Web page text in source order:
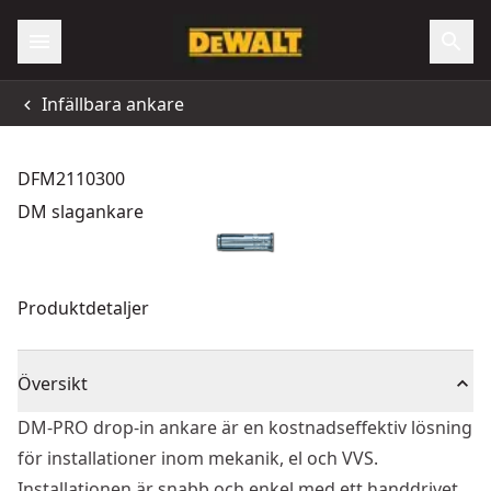
Infällbara ankare
DFM2110300
DM slagankare
Produktdetaljer
Översikt
DM-PRO drop-in ankare är en kostnadseffektiv lösning
för installationer inom mekanik, el och VVS.